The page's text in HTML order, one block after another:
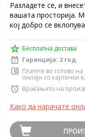
Разладете се, и
вашата просторија.
кој добро се
Бесплатна достава
Гаранција: 2 год.
Платете во готово
онлајн со картички
Враќањето на
Како да нарачате